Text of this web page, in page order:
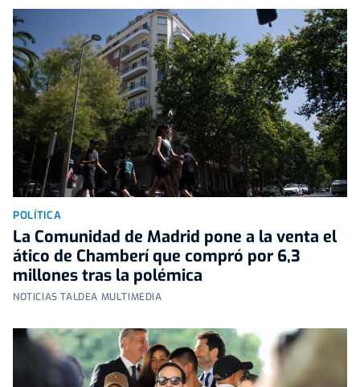
POLÍTICA
La Comunidad de Madrid pone a la venta el
ático de Chamberí que compró por 6,3
millones tras la polémica
NOTICIAS TALDEA MULTIMEDIA